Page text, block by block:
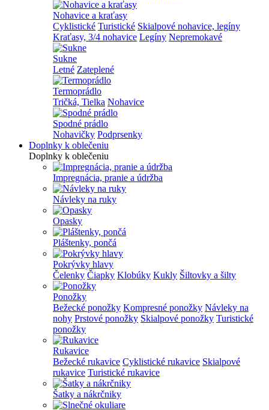
Nohavice a kraťasy
Cyklistické Turistické Skialpové nohavice, legíny
Kraťasy, 3/4 nohavice Legíny Nepremokavé
Sukne
Letné Zateplené
Termoprádlo
Tričká, Tielka Nohavice
Spodné prádlo
Nohavičky Podprsenky
Doplnky k oblečeniu
Doplnky k oblečeniu
Impregnácia, pranie a údržba
Návleky na ruky
Opasky
Pláštenky, pončá
Pokrývky hlavy
Čelenky Čiapky Klobúky Kukly Šiltovky a šilty
Ponožky
Bežecké ponožky Kompresné ponožky Návleky na
nohy Prstové ponožky Skialpové ponožky Turistické
ponožky
Rukavice
Bežecké rukavice Cyklistické rukavice Skialpové
rukavice Turistické rukavice
Šatky a nákrčniky